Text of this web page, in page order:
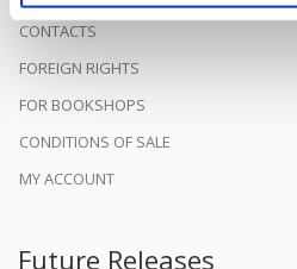
CONTACTS
FOREIGN RIGHTS
FOR BOOKSHOPS
CONDITIONS OF SALE
MY ACCOUNT
Future Releases